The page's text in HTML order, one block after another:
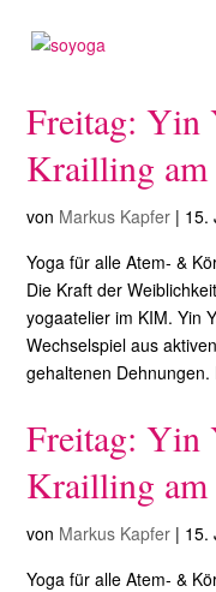
Freitag: Yin
Krailling am
von Markus Kapfer | 15.
Yoga für alle Atem- &
Die Kraft der
yogaatelier im KIM. Yin
Wechselspiel aus
gehaltenen Dehnungen.
Freitag: Yin
Krailling am
von Markus Kapfer | 15.
Yoga für alle Atem- &